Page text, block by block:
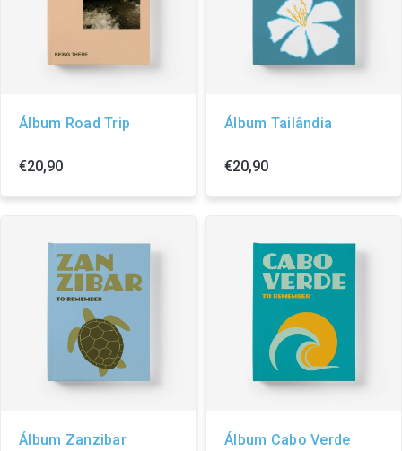
Álbum Road Trip
€20,90
Álbum Tailândia
€20,90
Álbum Zanzibar Álbum Cabo Verde